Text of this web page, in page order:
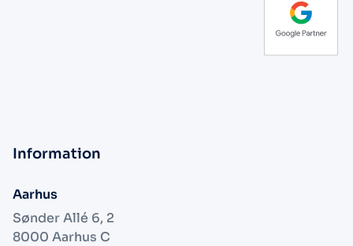
Information
Aarhus
Sønder Allé 6, 2
8000 Aarhus C